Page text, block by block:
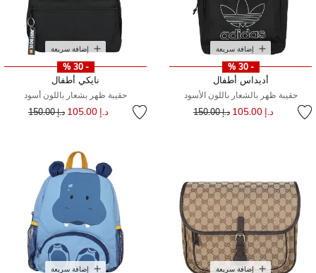
إضافة سريعة
- 30 %
أديداس أطفال
حقيبة ظهر بالشعار باللون الأسود
د.إ 105.00 سعر مخفض مند.إ 150.00
إضافة سريعة
- 30 %
نايكي أطفال
حقيبة ظهر بشعار باللون أسود
د.إ 105.00 سعر مخفض من
د.إ 150.00 إلى
إضافة سريعة إضافة سريعة